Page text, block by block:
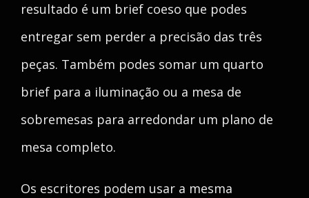
resultado é um brief coeso que podes
entregar sem perder a precisão das três
peças. Também podes somar um quarto
brief para a iluminação ou a mesa de
sobremesas para arredondar um plano de
mesa completo.
Os escritores podem usar a mesma